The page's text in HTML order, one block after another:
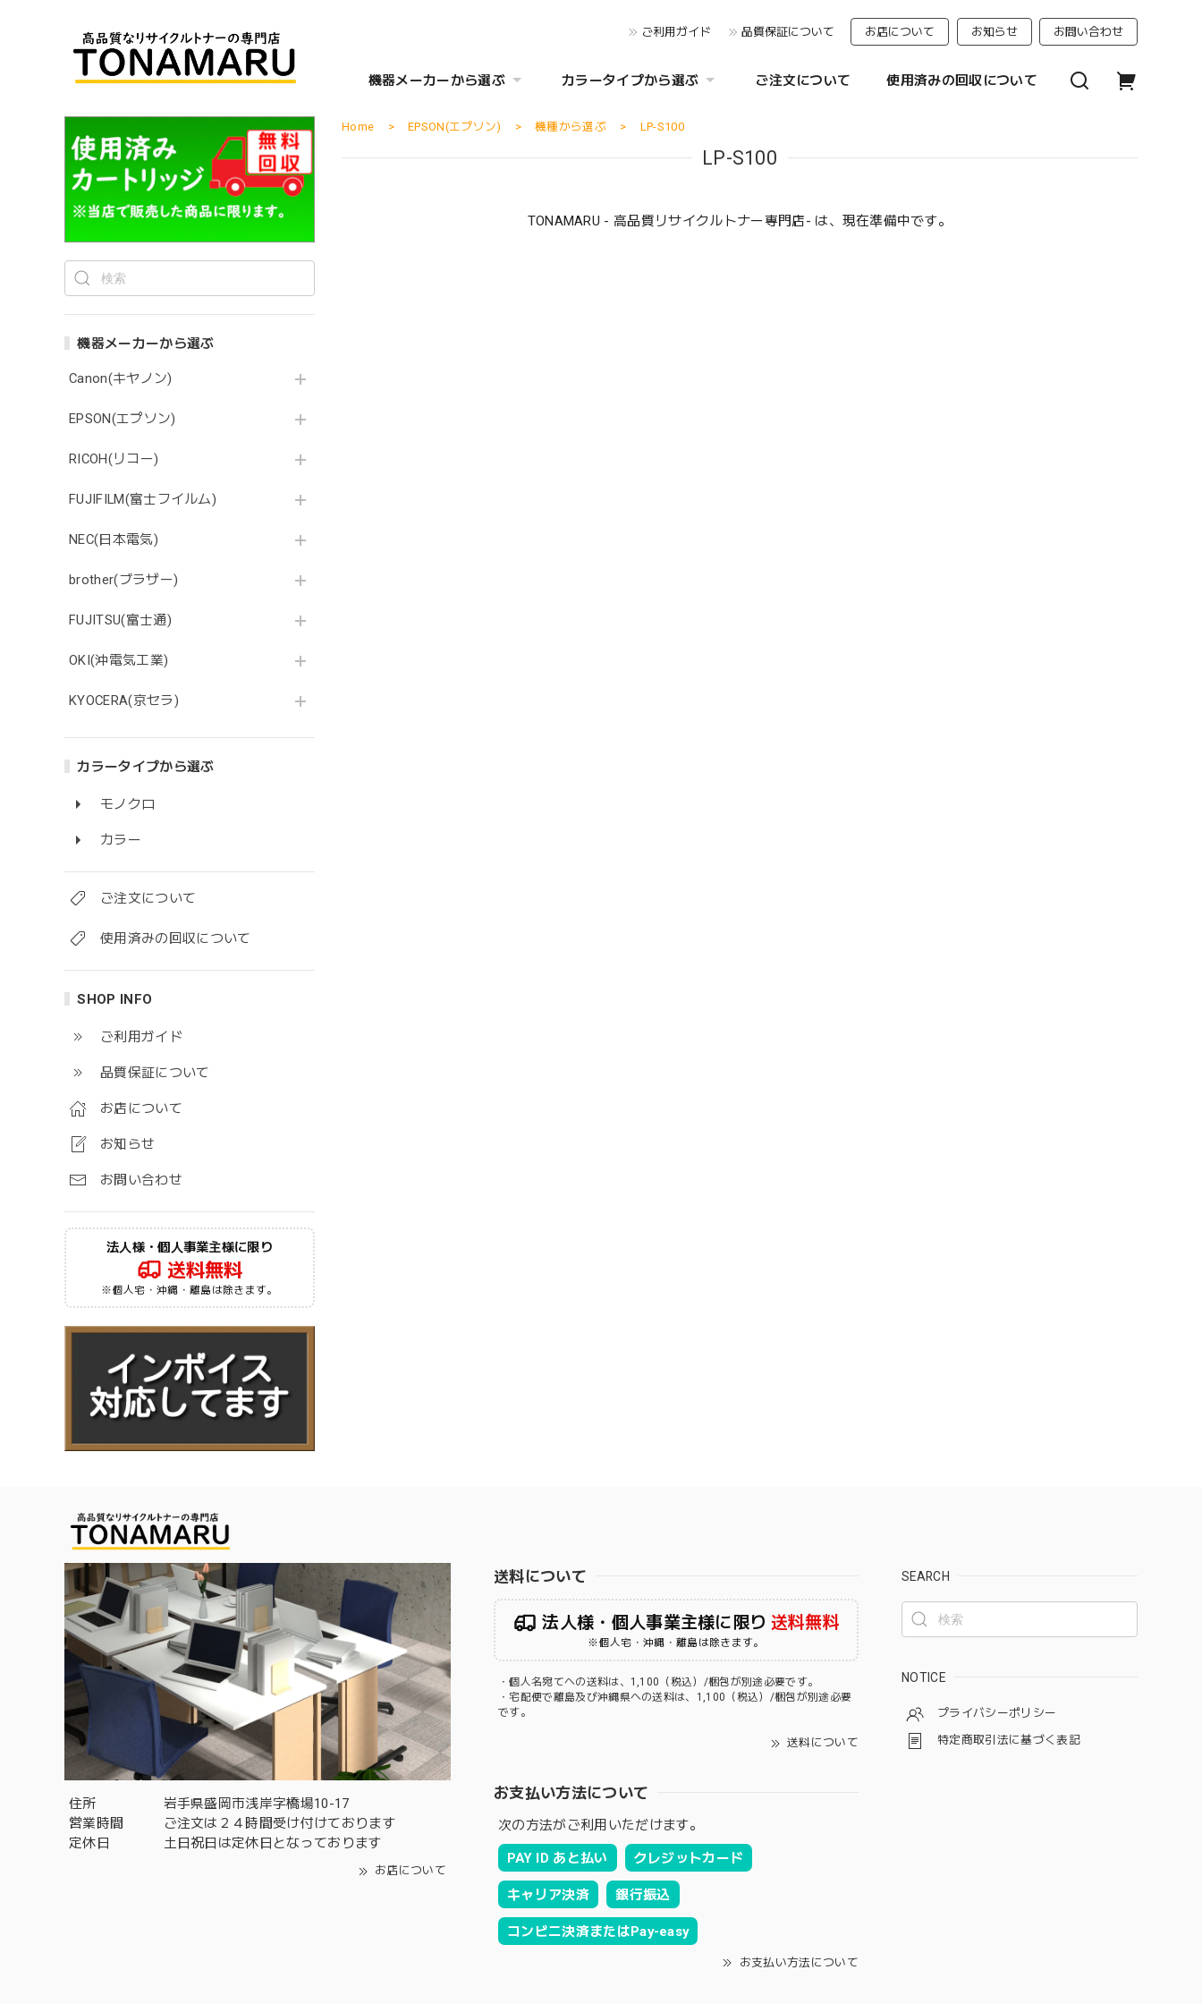
ご利用ガイド 品質保証について お店について お知らせ お問い合わせ
機器メーカーから選ぶ カラータイプから選ぶ ご注文について 使用済みの回収について
機器メーカーから選ぶ
Canon(キヤノン)
EPSON(エプソン)
RICOH(リコー)
FUJIFILM(富士フイルム)
NEC(日本電気)
brother(ブラザー)
FUJITSU(富士通)
OKI(沖電気工業)
KYOCERA(京セラ)
カラータイプから選ぶ
モノクロ
カラー
ご注文について
使用済みの回収について
SHOP INFO
ご利用ガイド
品質保証について
お店について
お知らせ
お問い合わせ
法人様・個人事業主様に限り
送料無料
※個人宅・沖縄・離島は除きます。
Home EPSON(エプソン) 機種から選ぶ LP-S100
LP-S100
TONAMARU - 高品質リサイクルトナー専門店- は、現在準備中です。
住所
岩手県盛岡市浅岸字橋場10-17
営業時間
ご注文は２４時間受け付けております
定休日
土日祝日は定休日となっております
お店について
送料について
法人様・個人事業主様に限り 送料無料
※個人宅・沖縄・離島は除きます。
・個人名宛てへの送料は、1,100（税込）/梱包が別途必要です。
・宅配便で離島及び沖縄県への送料は、1,100（税込）/梱包が別途必要
です。
送料について
お支払い方法について
次の方法がご利用いただけます。
PAY ID あと払い クレジットカード
キャリア決済 銀行振込
コンビニ決済またはPay-easy
お支払い方法について
SEARCH
NOTICE
プライバシーポリシー
特定商取引法に基づく表記